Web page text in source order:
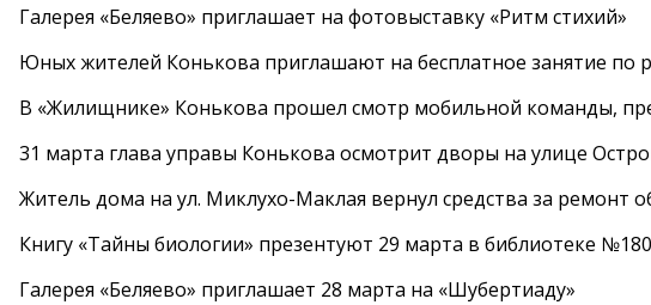
Галерея «Беляево» приглашает на фотовыставку «Ритм стихий»
Юных жителей Конькова приглашают на бесплатное занятие по
В «Жилищнике» Конькова прошел смотр мобильной команды,
31 марта глава управы Конькова осмотрит дворы на улице
Житель дома на ул. Миклухо-Маклая вернул средства за ремонт
Книгу «Тайны биологии» презентуют 29 марта в библиотеке №180
Галерея «Беляево» приглашает 28 марта на «Шубертиаду»